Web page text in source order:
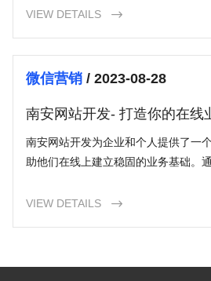
VIEW DETAILS 
微信营销/ 2023-08-28
南安网站开发- 打造你的在线
南安网站开发为企业和个人提供了一
助他们在线上建立稳固的业务基础。
形象、增加销售机会并改善用户体验
VIEW DETAILS 